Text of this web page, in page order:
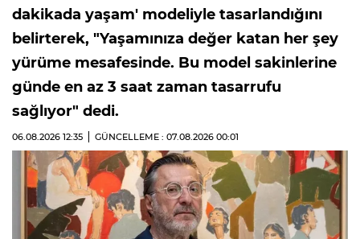
dakikada yaşam' modeliyle tasarlandığını
belirterek, "Yaşamınıza değer katan her şey
yürüme mesafesinde. Bu model sakinlerine
günde en az 3 saat zaman tasarrufu
sağlıyor" dedi.
06.08.2026 12:35 GÜNCELLEME : 07.08.2026 00:01